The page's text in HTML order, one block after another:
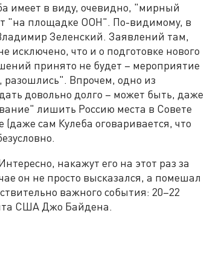
имеет в виду, очевидно, "мирный
"на площадке ООН". По-видимому, в
Зеленский. Заявлений там,
исключено, что и о подготовке нового
принято не будет – мероприятие
Впрочем, одно из
довольно долго – может быть, даже
лишить Россию места в Совете
сам Кулеба оговаривается, что
накажут его на этот раз за
он не просто высказался, а помешал
важного события: 20–22
США Джо Байдена.